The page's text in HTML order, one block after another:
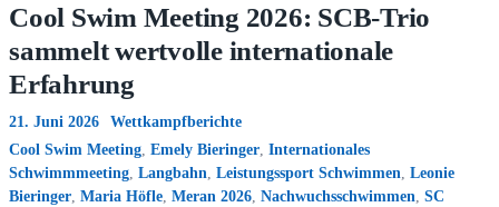
Cool Swim Meeting 2026: SCB-Trio
sammelt wertvolle internationale
Erfahrung
21. Juni 2026
Wettkampfberichte
Cool Swim Meeting Emely Bieringer Internationales
Schwimmmeeting Langbahn Leistungssport Schwimmen Leonie
Bieringer Maria Höfle Meran 2026 Nachwuchsschwimmen SC